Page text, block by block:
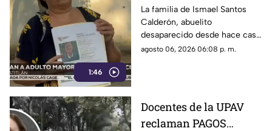
1:46
abuelito a casi un mes
de desaparecido en
Veracruz
La familia de Ismael Santos
Calderón, abuelito
desaparecido desde hace casi
un mes en Minatitlán,
agosto 06, 2026 06:08 p. m.
Docentes de la UPAV
reclaman PAGOS